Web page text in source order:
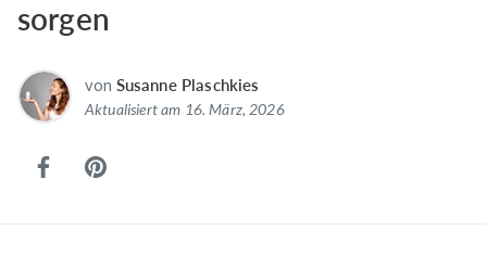
sorgen
von Susanne Plaschkies
Aktualisiert am 16. März, 2026